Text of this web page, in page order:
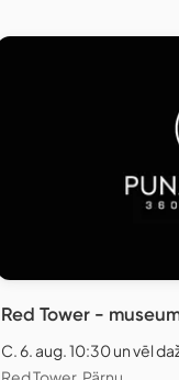
Red Tower -
C. 6. aug. 10:30 un vēl